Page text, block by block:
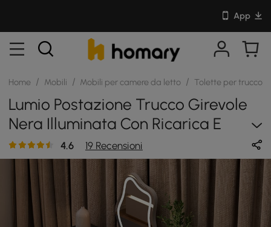
App
Home / Mobili / Mobili per camere da letto / Tolette per trucco
Lumio Postazione Trucco Girevole
Nera Illuminata Con Ricarica E
Specchio
4.6 19 Recensioni